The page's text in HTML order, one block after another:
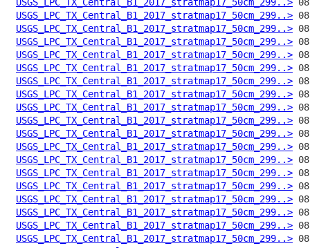
USGS_LPC_TX_Central_B1_2017_stratmap17_50cm_299..>
USGS_LPC_TX_Central_B1_2017_stratmap17_50cm_299..>
USGS_LPC_TX_Central_B1_2017_stratmap17_50cm_299..>
USGS_LPC_TX_Central_B1_2017_stratmap17_50cm_299..>
USGS_LPC_TX_Central_B1_2017_stratmap17_50cm_299..>
USGS_LPC_TX_Central_B1_2017_stratmap17_50cm_299..>
USGS_LPC_TX_Central_B1_2017_stratmap17_50cm_299..>
USGS_LPC_TX_Central_B1_2017_stratmap17_50cm_299..>
USGS_LPC_TX_Central_B1_2017_stratmap17_50cm_299..>
USGS_LPC_TX_Central_B1_2017_stratmap17_50cm_299..>
USGS_LPC_TX_Central_B1_2017_stratmap17_50cm_299..>
USGS_LPC_TX_Central_B1_2017_stratmap17_50cm_299..>
USGS_LPC_TX_Central_B1_2017_stratmap17_50cm_299..>
USGS_LPC_TX_Central_B1_2017_stratmap17_50cm_299..>
USGS_LPC_TX_Central_B1_2017_stratmap17_50cm_299..>
USGS_LPC_TX_Central_B1_2017_stratmap17_50cm_299..>
USGS_LPC_TX_Central_B1_2017_stratmap17_50cm_299..>
USGS_LPC_TX_Central_B1_2017_stratmap17_50cm_299..>